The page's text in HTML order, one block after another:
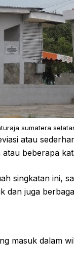
sumatera
atau
beberapa
singkatan ini,
dan juga
masuk dalam